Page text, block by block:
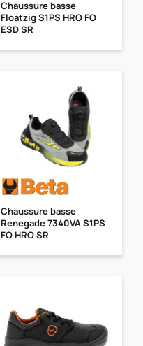
Chaussure basse
Floatzig S1PS HRO FO
ESD SR
Chaussure basse
Renegade 7340VA S1PS
FO HRO SR